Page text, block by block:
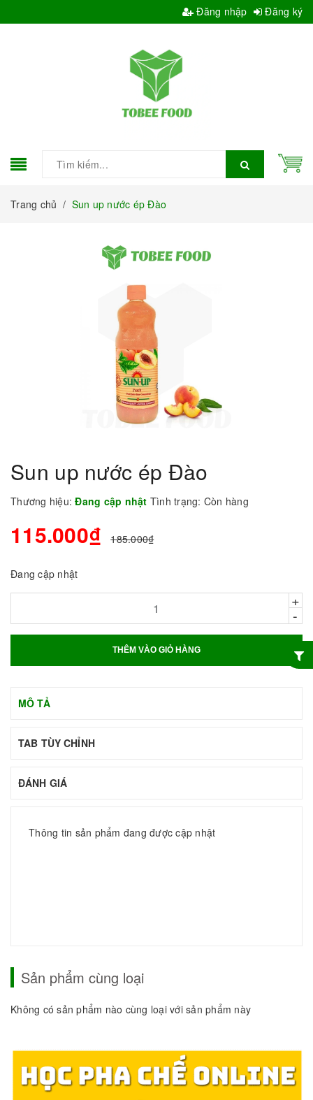
Đăng nhập Đăng ký
Trang chủ / Sun up nước ép Đào
Sun up nước ép Đào
Thương hiệu: Đang cập nhật Tình trạng: Còn hàng
115.000₫ 185.000₫
Đang cập nhật
+
-
THÊM VÀO GIỎ HÀNG
MÔ TẢ
TAB TÙY CHỈNH
ĐÁNH GIÁ
Thông tin sản phẩm đang được cập nhật
Sản phẩm cùng loại
Không có sản phẩm nào cùng loại với sản phẩm này